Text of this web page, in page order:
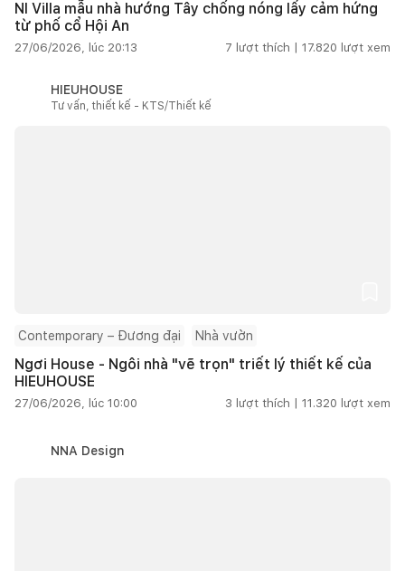
NI Villa mẫu nhà hướng Tây chống nóng lấy cảm hứng
từ phố cổ Hội An
27/06/2026, lúc 20:13 7 lượt thích | 17.820 lượt xem
HIEUHOUSE
Tư vấn, thiết kế - KTS/Thiết kế
Contemporary – Đương đại Nhà vườn
Ngơi House - Ngôi nhà "vẽ trọn" triết lý thiết kế của
HIEUHOUSE
27/06/2026, lúc 10:00 3 lượt thích | 11.320 lượt xem
NNA Design